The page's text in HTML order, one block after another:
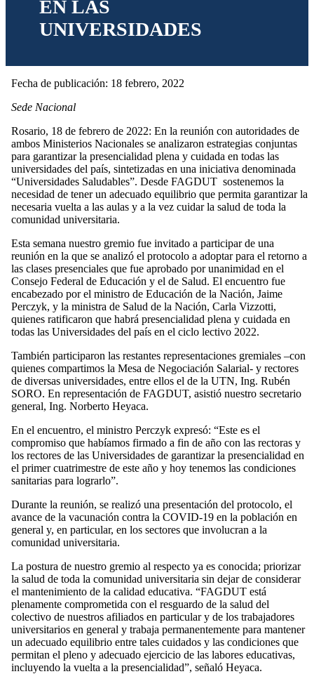
EN LAS
UNIVERSIDADES
Fecha de publicación: 18 febrero, 2022
Sede Nacional
Rosario, 18 de febrero de 2022: En la reunión con autoridades de
ambos Ministerios Nacionales se analizaron estrategias conjuntas
para garantizar la presencialidad plena y cuidada en todas las
universidades del país, sintetizadas en una iniciativa denominada
“Universidades Saludables”. Desde FAGDUT sostenemos la
necesidad de tener un adecuado equilibrio que permita garantizar la
necesaria vuelta a las aulas y a la vez cuidar la salud de toda la
comunidad universitaria.
Esta semana nuestro gremio fue invitado a participar de una
reunión en la que se analizó el protocolo a adoptar para el retorno a
las clases presenciales que fue aprobado por unanimidad en el
Consejo Federal de Educación y el de Salud. El encuentro fue
encabezado por el ministro de Educación de la Nación, Jaime
Perczyk, y la ministra de Salud de la Nación, Carla Vizzotti,
quienes ratificaron que habrá presencialidad plena y cuidada en
todas las Universidades del país en el ciclo lectivo 2022.
También participaron las restantes representaciones gremiales –con
quienes compartimos la Mesa de Negociación Salarial- y rectores
de diversas universidades, entre ellos el de la UTN, Ing. Rubén
SORO. En representación de FAGDUT, asistió nuestro secretario
general, Ing. Norberto Heyaca.
En el encuentro, el ministro Perczyk expresó: “Este es el
compromiso que habíamos firmado a fin de año con las rectoras y
los rectores de las Universidades de garantizar la presencialidad en
el primer cuatrimestre de este año y hoy tenemos las condiciones
sanitarias para lograrlo”.
Durante la reunión, se realizó una presentación del protocolo, el
avance de la vacunación contra la COVID-19 en la población en
general y, en particular, en los sectores que involucran a la
comunidad universitaria.
La postura de nuestro gremio al respecto ya es conocida; priorizar
la salud de toda la comunidad universitaria sin dejar de considerar
el mantenimiento de la calidad educativa. “FAGDUT está
plenamente comprometida con el resguardo de la salud del
colectivo de nuestros afiliados en particular y de los trabajadores
universitarios en general y trabaja permanentemente para mantener
un adecuado equilibrio entre tales cuidados y las condiciones que
permitan el pleno y adecuado ejercicio de las labores educativas,
incluyendo la vuelta a la presencialidad”, señaló Heyaca.